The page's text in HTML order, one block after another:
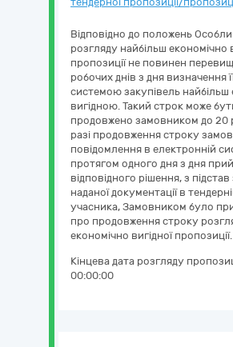
Відповідно до положень
розгляду найбільш економічно
пропозиції не повинен
робочих днів з дня визначення
системою закупівель найбільш
вигідною. Такий строк може
продовжено замовником до 20
разі продовження строку
повідомлення в електронній
протягом одного дня з дня
відповідного рішення, з
наданої документації в
учасника, Замовником було
про продовження строку
економічно вигідної пропозиції.
Кінцева дата розгляду
00:00:00